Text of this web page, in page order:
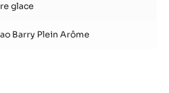
glace
Barry Plein Arôme